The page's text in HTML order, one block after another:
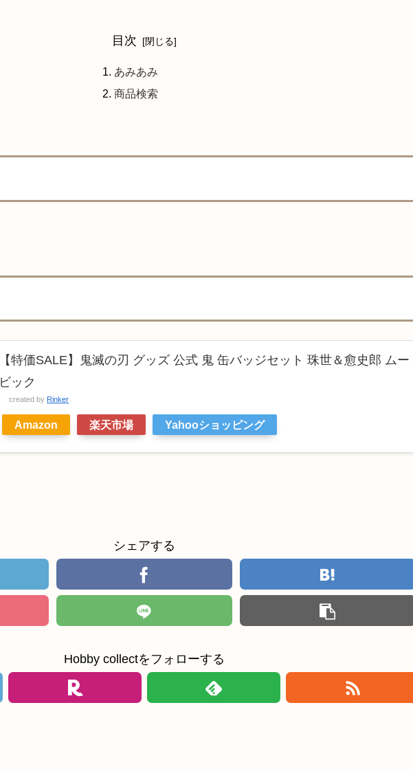
目次
あみあみ
商品検索
【特価SALE】鬼滅の刃 グッズ 公式 鬼 缶バッジセット 珠世＆愈史郎 ムー
ビック
created by Rinker
Amazon 楽天市場 Yahooショッピング
シェアする
Hobby collectをフォローする